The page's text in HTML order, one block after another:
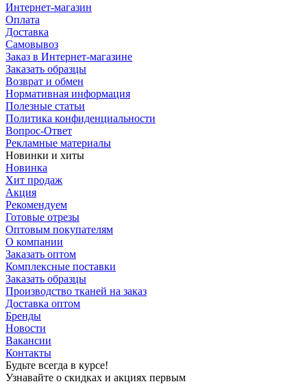
Интернет-магазин
Оплата
Доставка
Самовывоз
Заказ в Интернет-магазине
Заказать образцы
Возврат и обмен
Нормативная информация
Полезные статьи
Политика конфиденциальности
Вопрос-Ответ
Рекламные материалы
Новинки и хиты
Новинка
Хит продаж
Акция
Рекомендуем
Готовые отрезы
Оптовым покупателям
О компании
Заказать оптом
Комплексные поставки
Заказать образцы
Производство тканей на заказ
Доставка оптом
Бренды
Новости
Вакансии
Контакты
Будьте всегда в курсе!
Узнавайте о скидках и акциях первым